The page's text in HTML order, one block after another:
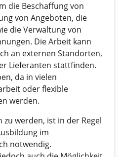
die Beschaffung von
von Angeboten, die
die Verwaltung von
Die Arbeit kann
an externen Standorten,
Lieferanten stattfinden.
da in vielen
oder flexible
werden.
werden, ist in der Regel
im
notwendig.